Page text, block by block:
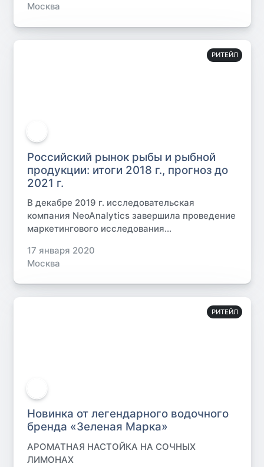
Москва
РИТЕЙЛ
Российский рынок рыбы и рыбной
продукции: итоги 2018 г., прогноз до
2021 г.
В декабре 2019 г. исследовательская
компания NeoAnalytics завершила проведение
маркетингового исследования...
17 января 2020
Москва
РИТЕЙЛ
Новинка от легендарного водочного
бренда «Зеленая Марка»
АРОМАТНАЯ НАСТОЙКА НА СОЧНЫХ
ЛИМОНАХ